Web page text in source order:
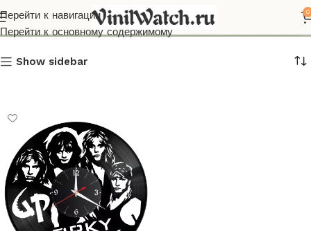
Перейти к навигации
Перейти к основному содержимому
0
Горького
Show sidebar